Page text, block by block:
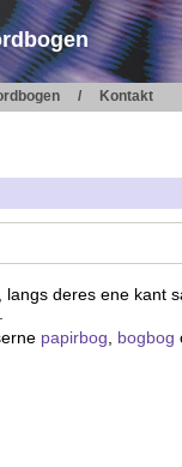
Kontakt
deres ene kant
papirbog, bogbog